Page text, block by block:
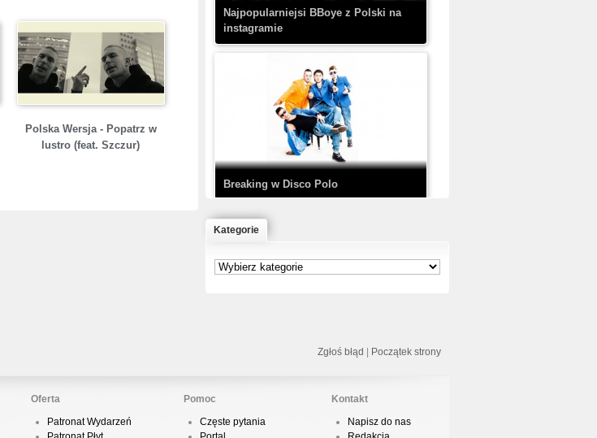
Polska Wersja - Popatrz w
lustro (feat. Szczur)
TEDE & SIR MICH - KICKDOWN /
DISCO NOIR
Prod. Chubeats, Scratch:…
KrisBo - Cienie
Najpopularniejsi BBoye z Polski na
instagramie
Breaking w Disco Polo
Kategorie
Zgłoś błąd | Początek strony
Oferta
Patronat Wydarzeń
Pomoc
Częste pytania
Kontakt
Napisz do nas